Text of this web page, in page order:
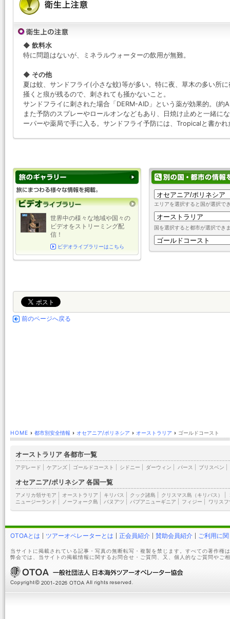
◆ 飲料水
特に問題はないが、ミネラルウォーターの飲用が無難。
◆ その他
夏は蚊、サンドフライ(小さな蚊)等が多い。特に夜、草木の多い所
掻くと痕が残るので、刺されても掻かないこと。
サンドフライに刺された場合「DERM-AID」という薬が効果的。(約
また予防のスプレーやロールオンなどもあり、日焼け止めと一緒に
ーパーや薬局で手に入る。サンドフライ予防には、Tropicalと書か
エリアを選択すると国が選択で
国を選択すると都市が選択でき
世界中の様々な地域や国々の
ビデオをストリーミング配
信！
ビデオライブラリーはこちら
前のページへ戻る
HOME › 都市別安全情報 › オセアニア/ポリネシア › オーストラリア › ゴールドコースト
オーストラリア 各都市一覧
アデレード ケアンズ ゴールドコースト シドニー ダーウィン パース ブリスベン
オセアニア/ポリネシア 各国一覧
アメリカ領サモア オーストラリア キリバス クック諸島 クリスマス島（キリバス）
ニュージーランド
ノーフォーク島 バヌアツ パプアニューギニア フィジー ワリス
OTOAとは ツアーオペレーターとは 正会員紹介 賛助会員紹介 ご利用に
当サイトに掲載されている記事・写真の無断転写・複製を禁じます。すべての著作権
弊会では、当サイトの掲載情報に関するお問合せ・ご質問、又、個人的なご質問やご